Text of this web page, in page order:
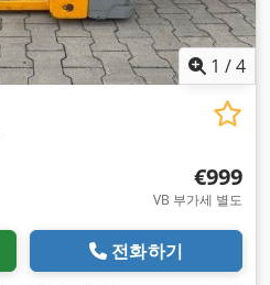
1 /4
€999
VB 부가세 별도
전화하기